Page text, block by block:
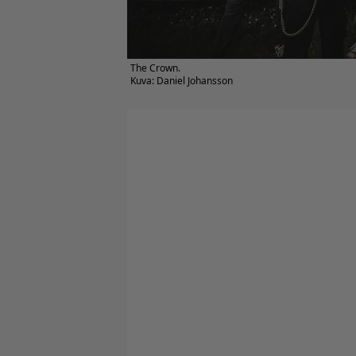
The Crown.
Kuva: Daniel Johansson